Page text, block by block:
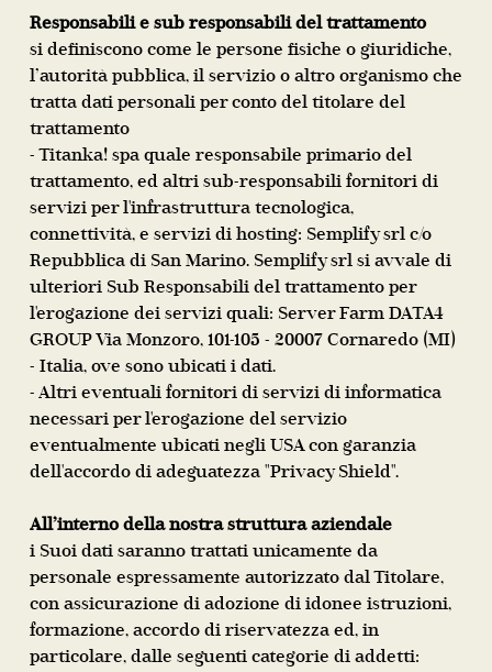
Responsabili e sub responsabili del trattamento
si definiscono come le persone fisiche o giuridiche,
l’autorità pubblica, il servizio o altro organismo che
tratta dati personali per conto del titolare del
trattamento
- Titanka! spa quale responsabile primario del
trattamento, ed altri sub-responsabili fornitori di
servizi per l'infrastruttura tecnologica,
connettività, e servizi di hosting: Semplify srl c/o
Repubblica di San Marino. Semplify srl si avvale di
ulteriori Sub Responsabili del trattamento per
l'erogazione dei servizi quali: Server Farm DATA4
GROUP Via Monzoro, 101-105 - 20007 Cornaredo (MI)
- Italia, ove sono ubicati i dati.
- Altri eventuali fornitori di servizi di informatica
necessari per l'erogazione del servizio
eventualmente ubicati negli USA con garanzia
dell'accordo di adeguatezza "Privacy Shield".
All’interno della nostra struttura aziendale
i Suoi dati saranno trattati unicamente da
personale espressamente autorizzato dal Titolare,
con assicurazione di adozione di idonee istruzioni,
formazione, accordo di riservatezza ed, in
particolare, dalle seguenti categorie di addetti: